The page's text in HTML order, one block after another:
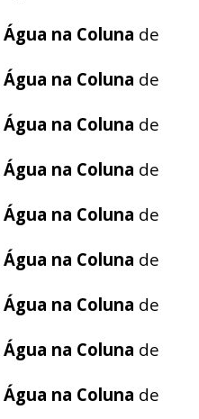
na Coluna de
na Coluna de
na Coluna de
na Coluna de
na Coluna de
na Coluna de
na Coluna de
na Coluna de
na Coluna de